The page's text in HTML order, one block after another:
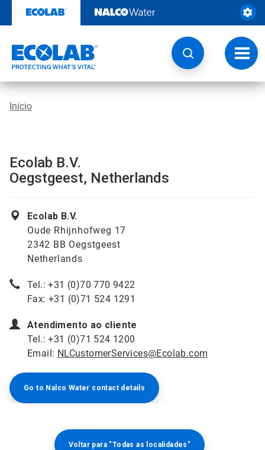
o
Início
Ecolab B.V.
Oegstgeest, Netherlands
Ecolab B.V.
Oude Rhijnhofweg 17
2342 BB Oegstgeest
Netherlands
Tel.: +31 (0)70 770 9422
Fax: +31 (0)71 524 1291
Atendimento ao cliente
Tel.: +31 (0)71 524 1200
Email: NLCustomerServices@Ecolab.com
Go to Nalco Water contact details
Voltar para "Todas as localidades"